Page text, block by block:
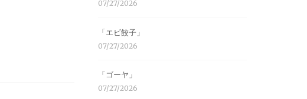
07/27/2026
「エビ餃子」
07/27/2026
「ゴーヤ」
07/27/2026